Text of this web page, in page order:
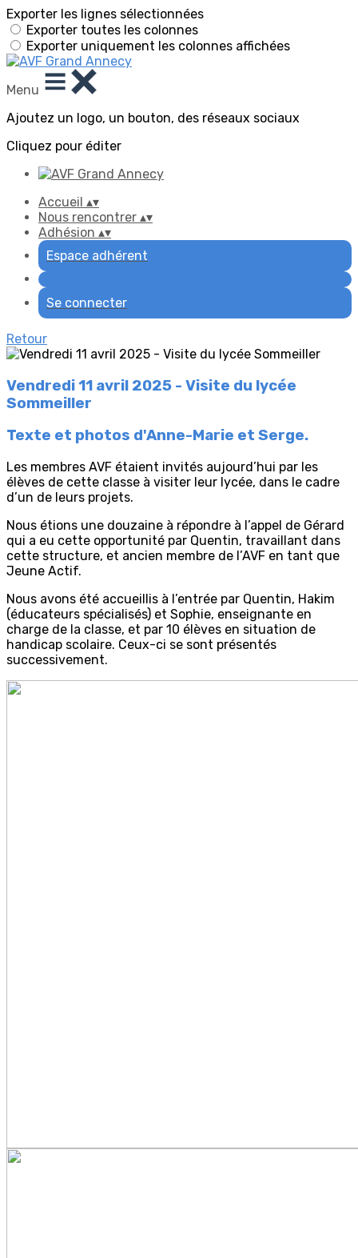
Exporter les lignes sélectionnées
Exporter toutes les colonnes
Exporter uniquement les colonnes affichées
Menu
Ajoutez un logo, un bouton, des réseaux sociaux
Cliquez pour éditer
Accueil ▴▾
Nous rencontrer ▴▾
Adhésion ▴▾
Espace adhérent
Se connecter
Retour
Vendredi 11 avril 2025 - Visite du lycée
Sommeiller
Texte et photos d'Anne-Marie et Serge.
Les membres AVF étaient invités aujourd’hui par les
élèves de cette classe à visiter leur lycée, dans le cadre
d’un de leurs projets.
Nous étions une douzaine à répondre à l’appel de Gérard
qui a eu cette opportunité par Quentin, travaillant dans
cette structure, et ancien membre de l’AVF en tant que
Jeune Actif.
Nous avons été accueillis à l’entrée par Quentin, Hakim
(éducateurs spécialisés) et Sophie, enseignante en
charge de la classe, et par 10 élèves en situation de
handicap scolaire. Ceux-ci se sont présentés
successivement.